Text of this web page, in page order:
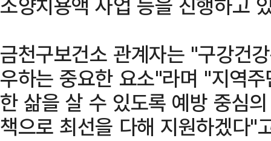
금천구보건소 관계자는 "구강건
우하는 중요한 요소"라며 "지역
한 삶을 살 수 있도록 예방 중심
책으로 최선을 다해 지원하겠다"